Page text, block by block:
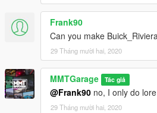
Frank90
Can you make
29 Tháng mười hai, 2020
MMTGarage Tác giả
@Frank90 no, I only do
29 Tháng mười hai, 2020